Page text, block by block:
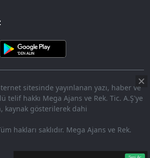
Aç
7.27%
sitesinde yayınlanan yazı, haber ve
telif hakkı Mega Ajans ve Rek. Tic. A.Ş'ye
kaynak gösterilerek dahi
hakları saklıdır. Mega Ajans ve Rek.